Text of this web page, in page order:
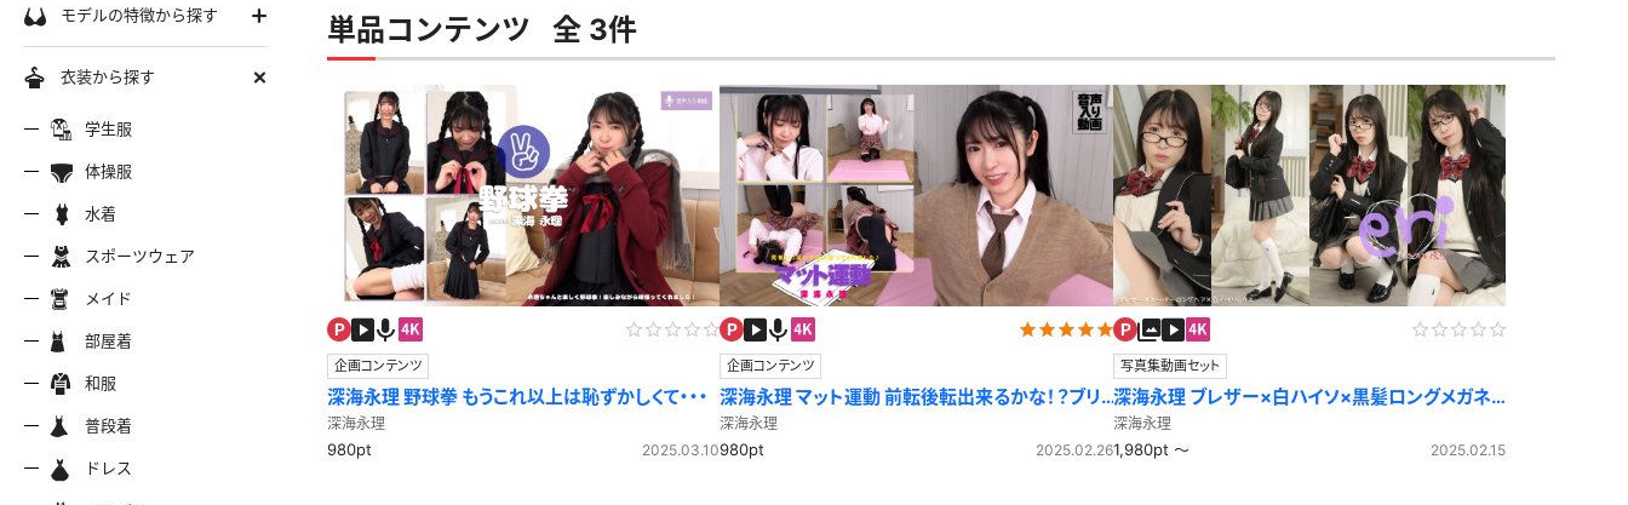
ラー夏服 セーラー冬服
制服カーディガン
ジャージ 制服ニットベスト
ベスト 制服ポロシャツ
ワンピース 制服コスプレ
服
ミズ
リーダー マーチングバンド
タード
リー
モデルの特徴から探す
スレンダー
ムチムチ
ミニマム
色白
美脚
美尻
ちっぱい
衣装から探す
学生服
セーラー服 セーラーブレザー ブレザー 制服カーディガン
制服シャツ 制服ジャージ 制服セーター 制服ニットベスト
制服パーカー 制服ベスト 制服ポロシャツ 制服吊りスカート
制服ジャンパースカート 制服ワンピース 透けセーラー 制服コスプレ
制服Tシャツ
体操服
ブルマ 体操服 短パン
水着 水着 スクミズ 競泳水着 ビキニ
マイクロビキニ
スポーツウェア スポーツウェア チアリーダー テニス マーチングバンド
陸上 レオタード ジャージ
メイド
メイド ガーリー
部屋着
部屋着 Tシャツ
和服
浴衣
普段着 普段着 ワンピース
ドレス
単品コンテンツ 全 3件
企画コンテンツ
深海永理 野球拳 もうこれ以上は恥ずかしくて・・・
深海永理
980pt 2025.03.10
企画コンテンツ
深海永理 マット運動 前転後転出来るかな！？ブリ
ッジも披露！
深海永理
980pt 2025.02.26
写真集動画セット
深海永理 ブレザー×白ハイソ×黒髪ロングメガネ
美少女
深海永理
1,980pt ～ 2025.02.15